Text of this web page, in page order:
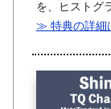
を、ヒストグ
≫ 特典の詳細